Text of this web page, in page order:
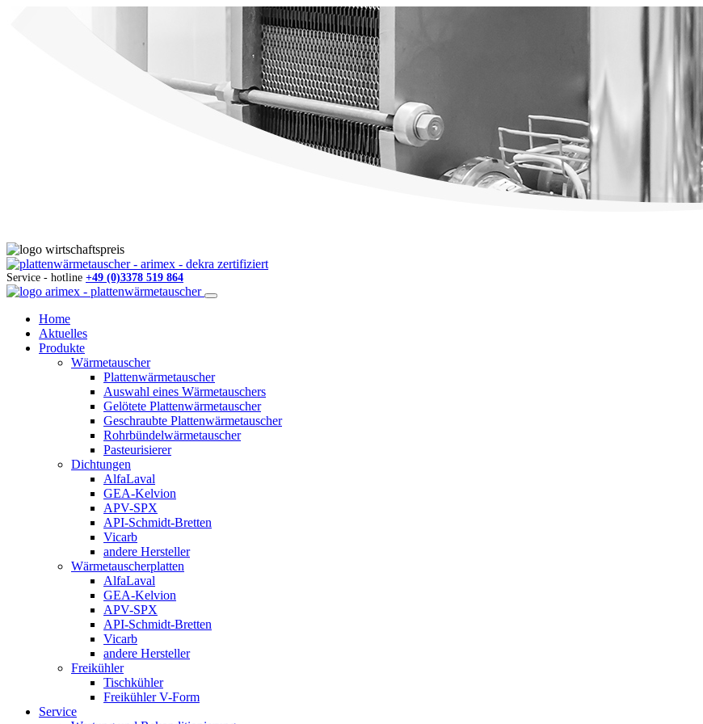
Service - hotline +49 (0)3378 519 864
Home
Aktuelles
Produkte
Wärmetauscher
Plattenwärmetauscher
Auswahl eines Wärmetauschers
Gelötete Plattenwärmetauscher
Geschraubte Plattenwärmetauscher
Rohrbündelwärmetauscher
Pasteurisierer
Dichtungen
AlfaLaval
GEA-Kelvion
APV-SPX
API-Schmidt-Bretten
Vicarb
andere Hersteller
Wärmetauscherplatten
AlfaLaval
GEA-Kelvion
APV-SPX
API-Schmidt-Bretten
Vicarb
andere Hersteller
Freikühler
Tischkühler
Freikühler V-Form
Service